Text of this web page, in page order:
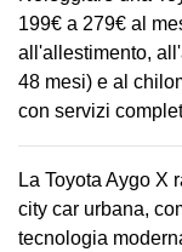
199€ a 279€ al
all'allestimento,
48 mesi) e al
con servizi
La Toyota Aygo X
city car urbana,
tecnologia